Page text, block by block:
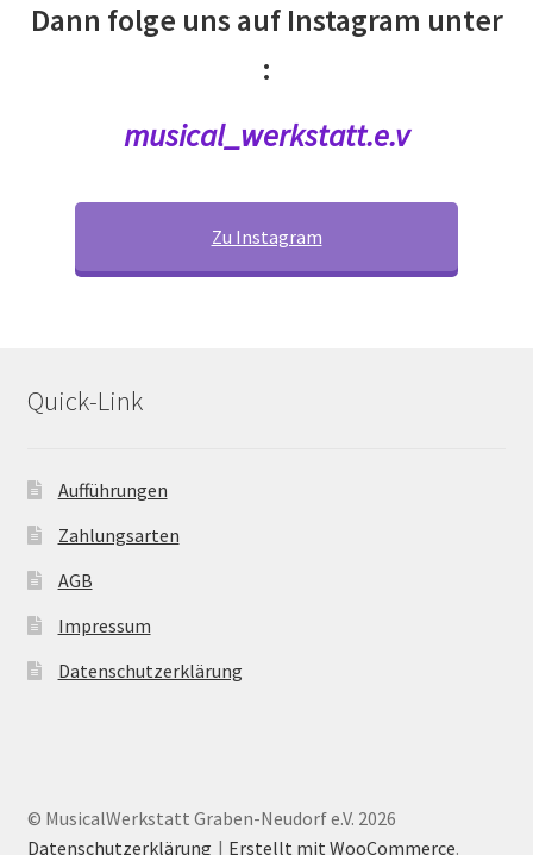
Dann folge uns auf Instagram unter
:
musical_werkstatt.e.v
Zu Instagram
Quick-Link
Aufführungen
Zahlungsarten
AGB
Impressum
Datenschutzerklärung
© MusicalWerkstatt Graben-Neudorf e.V. 2026
Datenschutzerklärung
Erstellt mit WooCommerce.